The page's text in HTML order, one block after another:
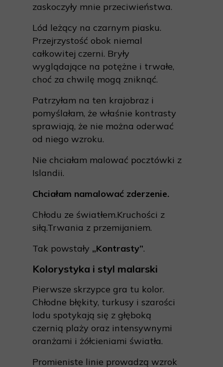
zaskoczyły mnie przeciwieństwa.
Lód leżący na czarnym piasku.
Przejrzystość obok niemal
całkowitej czerni. Bryły
wyglądające na potężne i trwałe,
choć za chwilę mogą zniknąć.
Patrzyłam na ten krajobraz i
pomyślałam, że właśnie kontrasty
sprawiają, że nie można oderwać
od niego wzroku.
Nie chciałam malować pocztówki z
Islandii.
Chciałam namalować zderzenie.
Chłodu ze światłem.Kruchości z
siłą.Trwania z przemijaniem.
Tak powstały „Kontrasty”.
Kolorystyka i styl malarski
Pierwsze skrzypce gra tu kolor.
Chłodne błękity, turkusy i szarości
lodu spotykają się z głęboką
czernią plaży oraz intensywnymi
oranżami i żółcieniami światła.
Promieniste linie prowadzą wzrok